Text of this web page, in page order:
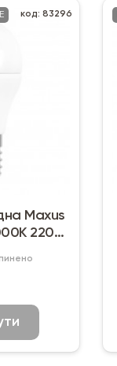
код: 83296
Maxus
220V